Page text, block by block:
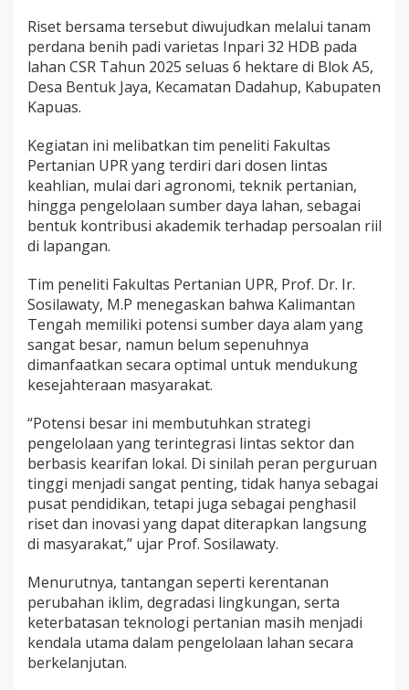
Riset bersama tersebut diwujudkan melalui tanam
perdana benih padi varietas Inpari 32 HDB pada
lahan CSR Tahun 2025 seluas 6 hektare di Blok A5,
Desa Bentuk Jaya, Kecamatan Dadahup, Kabupaten
Kapuas.
Kegiatan ini melibatkan tim peneliti Fakultas
Pertanian UPR yang terdiri dari dosen lintas
keahlian, mulai dari agronomi, teknik pertanian,
hingga pengelolaan sumber daya lahan, sebagai
bentuk kontribusi akademik terhadap persoalan riil
di lapangan.
Tim peneliti Fakultas Pertanian UPR, Prof. Dr. Ir.
Sosilawaty, M.P menegaskan bahwa Kalimantan
Tengah memiliki potensi sumber daya alam yang
sangat besar, namun belum sepenuhnya
dimanfaatkan secara optimal untuk mendukung
kesejahteraan masyarakat.
“Potensi besar ini membutuhkan strategi
pengelolaan yang terintegrasi lintas sektor dan
berbasis kearifan lokal. Di sinilah peran perguruan
tinggi menjadi sangat penting, tidak hanya sebagai
pusat pendidikan, tetapi juga sebagai penghasil
riset dan inovasi yang dapat diterapkan langsung
di masyarakat,” ujar Prof. Sosilawaty.
Menurutnya, tantangan seperti kerentanan
perubahan iklim, degradasi lingkungan, serta
keterbatasan teknologi pertanian masih menjadi
kendala utama dalam pengelolaan lahan secara
berkelanjutan.